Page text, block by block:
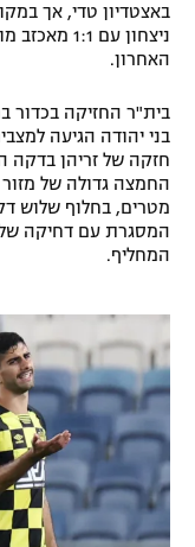
תנאי שימוש
מדיניות פרטיות
תקנון פעילות
רשיון להקרנה
לוח דרושים –
תגיות
המגזין
ספורט אתגרי
אומנויות לחימה
גיימינג E-Sports
באצטדיון טדי, אך
ניצחון עם
האחרון.
בית"ר החזיקה בכדור
בני יהודה הגיעה
החמצה גדולה של
מטרים, בחלוף שלוש
המסגרת עם דחיקה
המחליף.